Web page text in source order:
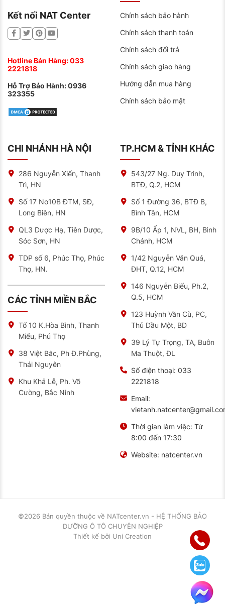
Kết nối NAT Center
Hotline Bán Hàng:033
2221818
Hỗ Trợ Bảo Hành:0936
323355
Chính sách bảo hành
Chính sách thanh toán
Chính sách đổi trả
Chính sách giao hàng
Hướng dẫn mua hàng
Chính sách bảo mật
CHI NHÁNH HÀ NỘI
286 Nguyễn Xiển, Thanh
Trì, HN
Số 17 No10B ĐTM, SĐ,
Long Biên, HN
QL3 Dược Hạ, Tiên Dược,
Sóc Sơn, HN
TDP số 6, Phúc Thọ, Phúc
Thọ, HN.
CÁC TỈNH MIỀN BẮC
Tổ 10 K.Hòa Bình, Thanh
Miếu, Phú Thọ
38 Việt Bắc, Ph Đ.Phùng,
Thái Nguyên
Khu Khả Lễ, Ph. Võ
Cường, Bắc Ninh
TP.HCM & TỈNH KHÁC
543/27 Ng. Duy Trinh,
BTĐ, Q.2, HCM
Số 1 Đường 36, BTĐ B,
Bình Tân, HCM
9B/10 Ấp 1, NVL, BH, Bình
Chánh, HCM
1/42 Nguyễn Văn Quá,
ĐHT, Q.12, HCM
146 Nguyễn Biểu, Ph.2,
Q.5, HCM
123 Huỳnh Văn Cù, PC,
Thủ Dầu Một, BD
39 Lý Tự Trọng, TA, Buôn
Ma Thuột, ĐL
Số điện thoại: 033
2221818
Email:
Thời gian làm việc: Từ
8:00 đến 17:30
Website: natcenter.vn
©2026 Bản quyền thuộc về NATcenter.vn - HỆ THỐNG BẢO
DƯỠNG Ô TÔ CHUYÊN NGHIỆP
Thiết kế bởi Uni Creation